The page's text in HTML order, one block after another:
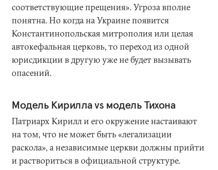
соответствующие прещения». Угроза вполне
понятна. Но когда на Украине появится
Константинопольская митрополия или целая
автокефальная церковь, то переход из одной
юрисдикции в другую уже не будет вызывать
опасений.
Модель Кирилла vs модель Тихона
Патриарх Кирилл и его окружение настаивают
на том, что не может быть «легализации
раскола», а независимые церкви должны прийти
и раствориться в официальной структуре.